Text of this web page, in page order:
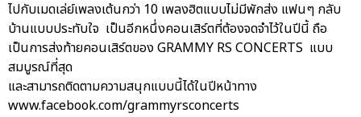
ไปกับเมดเล่ย์เพลงเต้นกว่า 10 เพลงฮิตแบบไม่มีพักส่ง แฟนๆ กลับ
บ้านแบบประทับใจ เป็นอีกหนึ่งคอนเสิร์ตที่ต้องจดจำไว้ในปีนี้ ถือ
เป็นการส่งท้ายคอนเสิร์ตของ GRAMMY RS CONCERTS แบบ
สมบูรณ์ที่สุด
และสามารถติดตามความสนุกแบบนี้ได้ในปีหน้าทาง
www.facebook.com/grammyrsconcerts